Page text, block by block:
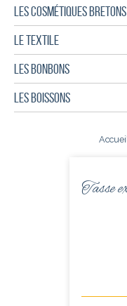
LES COSMÉTIQUES BRETONS
LE TEXTILE
LES BONBONS
LES BOISSONS
Accueil
Tasse